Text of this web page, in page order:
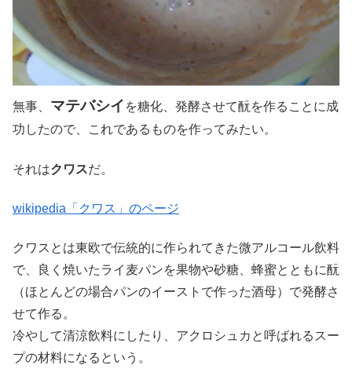
無事、 マテバシイ を糖化、発酵させて酛を作ることに成
功したので、これであるものを作ってみたい。
それはクワスだ。
wikipedia「クワス」のページ
クワスとは東欧で伝統的に作られてきた微アルコール飲料
で、良く焼いたライ麦パンを果物や砂糖、蜂蜜とともに酛
（ほとんどの場合パンのイーストで作った酒母）で発酵さ
せて作る。
冷やして清涼飲料にしたり、アクロシュカと呼ばれるスー
プの材料になるという。